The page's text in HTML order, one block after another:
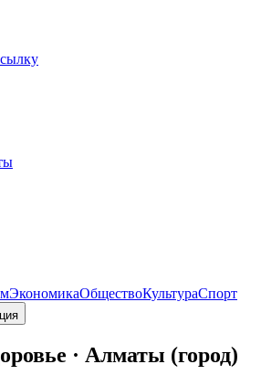
ЭкономикаОбществоКультураСпорт
· Алматы (город)